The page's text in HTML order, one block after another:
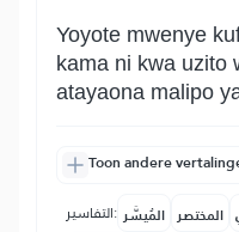
Yoyote mwenye
kama ni kwa uzito
atayaona malipo
Toon andere
التفاسير: المُيسَّر المختصر